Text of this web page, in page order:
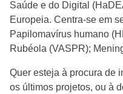
Saúde e do Digital
Europeia. Centra-se em
Papilomavírus humano
Rubéola (VASPR);
Quer esteja à procura de
os últimos projetos, ou à